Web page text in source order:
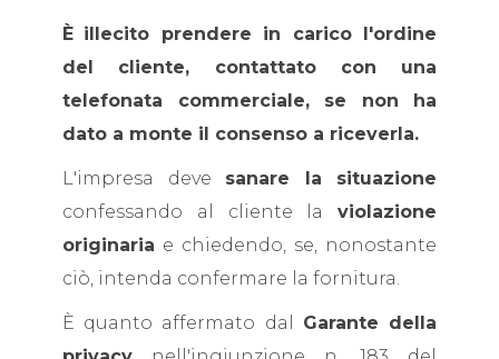
È illecito prendere in carico l'ordine
del cliente, contattato con una
telefonata commerciale, se non ha
dato a monte il consenso a riceverla.
L'impresa deve sanare la situazione
confessando al cliente la violazione
originaria e chiedendo, se, nonostante
ciò, intenda confermare la fornitura.
È quanto affermato dal Garante della